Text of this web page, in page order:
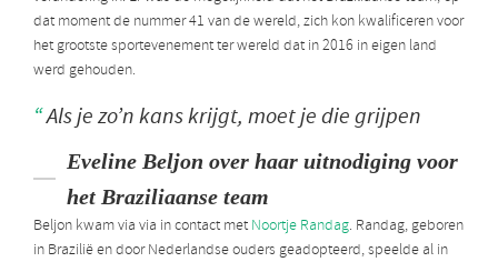
dat moment de nummer 41 van de wereld, zich kon kwalificeren voor
het grootste sportevenement ter wereld dat in 2016 in eigen land
werd gehouden.
Als je zo’n kans krijgt, moet je die grijpen
Eveline Beljon over haar uitnodiging voor
het Braziliaanse team
Beljon kwam via via in contact met Noortje Randag. Randag, geboren
in Brazilië en door Nederlandse ouders geadopteerd, speelde al in